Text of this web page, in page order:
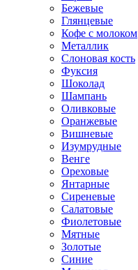
Бежевые
Глянцевые
Кофе с молоком
Металлик
Слоновая кость
Фуксия
Шоколад
Шампань
Оливковые
Оранжевые
Вишневые
Изумрудные
Венге
Ореховые
Янтарные
Сиреневые
Салатовые
Фиолетовые
Мятные
Золотые
Синие